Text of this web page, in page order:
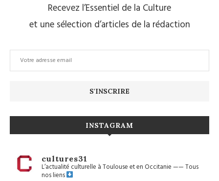
Recevez l’Essentiel de la Culture
et une sélection d’articles de la rédaction
INSTAGRAM
cultures31
L’actualité culturelle à Toulouse et en Occitanie——Tous
nos liens